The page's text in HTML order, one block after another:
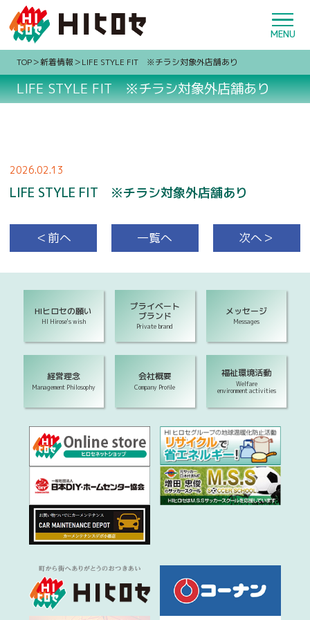
TOP 新着情報 LIFE STYLE FIT ※チラシ対象外店舗あり
LIFE STYLE FIT ※チラシ対象外店舗あり
2026.02.13
LIFE STYLE FIT ※チラシ対象外店舗あり
＜前へ 一覧へ 次へ＞
HIヒロセの願い
HI Hirose's wish
プライベート
ブランド
Private brand
メッセージ
Messages
経営理念
Management Philosophy
会社概要
Company Profile
福祉環境活動
Welfare
environment activities